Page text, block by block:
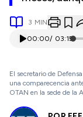
3 MIN
00:00/ 03:15
El secretario de
una comparecencia
OTAN en la sede de la